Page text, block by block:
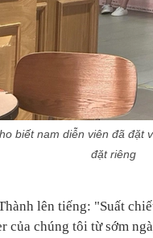
biết nam diễn viên đã đặt
đặt riêng
lên tiếng: "Suất
của chúng tôi từ sớm